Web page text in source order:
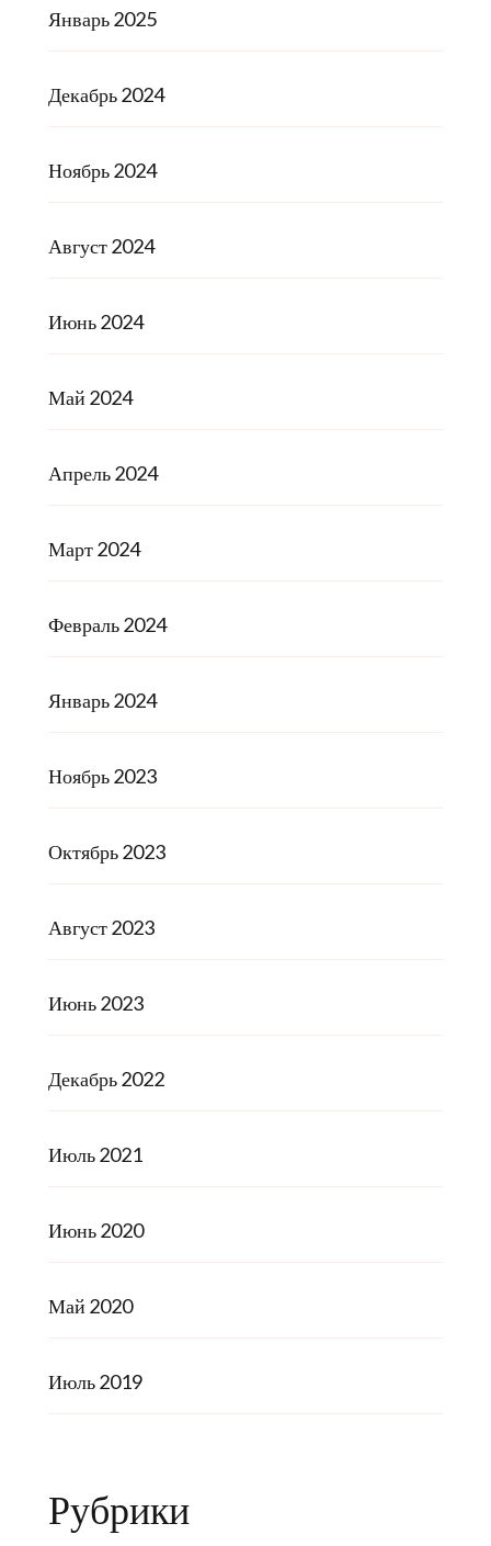
Январь 2025
Декабрь 2024
Ноябрь 2024
Август 2024
Июнь 2024
Май 2024
Апрель 2024
Март 2024
Февраль 2024
Январь 2024
Ноябрь 2023
Октябрь 2023
Август 2023
Июнь 2023
Декабрь 2022
Июль 2021
Июнь 2020
Май 2020
Июль 2019
Рубрики